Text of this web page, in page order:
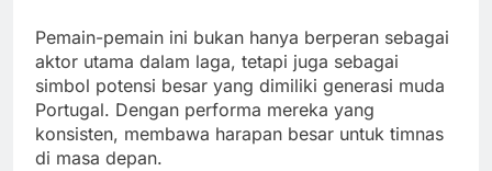
Pemain-pemain ini bukan hanya berperan sebagai
aktor utama dalam laga, tetapi juga sebagai
simbol potensi besar yang dimiliki generasi muda
Portugal. Dengan performa mereka yang
konsisten, membawa harapan besar untuk timnas
di masa depan.